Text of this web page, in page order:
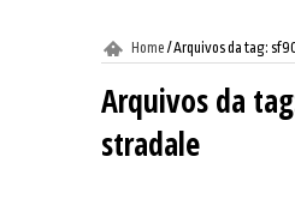
Home /Arquivos da tag:
Arquivos da
stradale